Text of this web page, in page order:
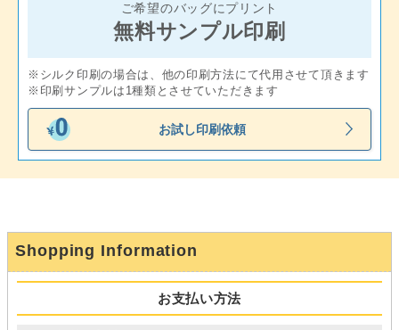
ご希望のバッグにプリント
無料サンプル印刷
※シルク印刷の場合は、他の印刷方法にて代用させて頂きます
※印刷サンプルは1種類とさせていただきます
お試し印刷依頼
Shopping Information
お支払い方法